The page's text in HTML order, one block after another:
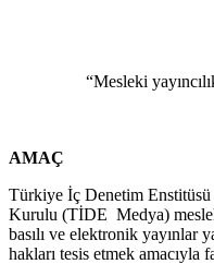
“Mesleki
AMAÇ
Türkiye İç Denetim Enstitüsü
Kurulu (TİDE Medya)
basılı ve elektronik yayınlar
hakları tesis etmek amacıyla